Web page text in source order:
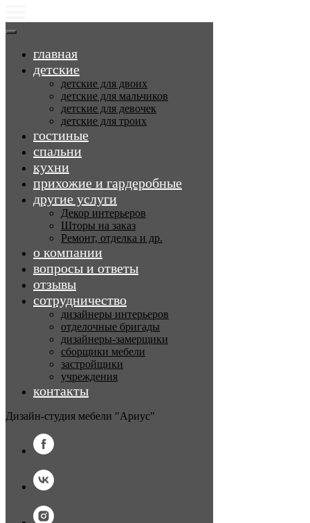
главная
детские
детские для двоих
детские для мальчиков
детские для девочек
детские для троих
гостиные
спальни
кухни
прихожие и гардеробные
другие услуги
Декор интерьеров
Шторы на заказ
Ремонт, отделка и др.
о компании
вопросы и ответы
отзывы
сотрудничество
дизайнеры интерьеров
отделочные бригады
дизайнеры-замерщики
сборщики мебели
застройщики
учреждения
контакты
Дизайн-студия мебели "Ариус"